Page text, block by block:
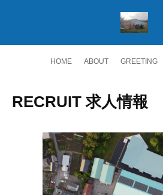
HOME ABOUT GREETING
RECRUIT 求人情報